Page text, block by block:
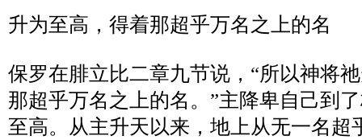
升为至高，得着那超乎万名之上的名
保罗在腓立比二章九节说， “所以神将
那超乎万名之上的名。 ”主降卑自己到
至高。从主升天以来，地上从无一名超